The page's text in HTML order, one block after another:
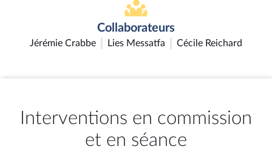
Collaborateurs
Jérémie Crabbe Lies Messatfa Cécile Reichard
Interventions en commission
et en séance